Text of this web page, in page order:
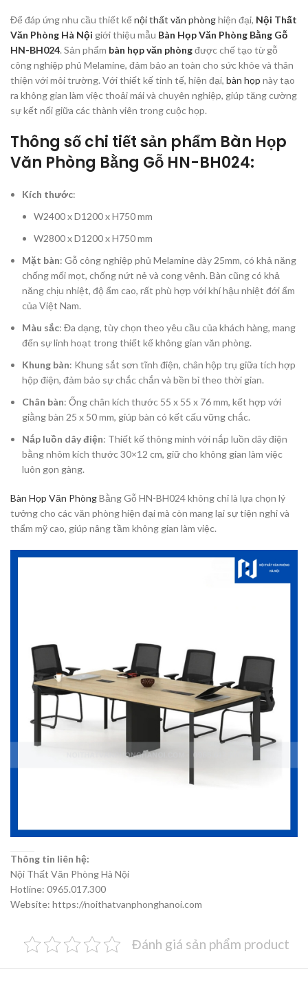
Để đáp ứng nhu cầu thiết kếnội thất văn phònghiện đại, Nội Thất
Văn Phòng Hà Nội giới thiệu mẫu Bàn Họp Văn Phòng Bằng Gỗ
HN-BH024. Sản phẩm bàn họp văn phòngđược chế tạo từ gỗ
công nghiệp phủ Melamine, đảm bảo an toàn cho sức khỏe và thân
thiện với môi trường. Với thiết kế tinh tế, hiện đại,bàn họp này tạo
ra không gian làm việc thoải mái và chuyên nghiệp, giúp tăng cường
sự kết nối giữa các thành viên trong cuộc họp.
Thông số chi tiết sản phẩm Bàn Họp
Văn Phòng Bằng Gỗ HN-BH024:
Kích thước:
W2400 x D1200 x H750 mm
W2800 x D1200 x H750 mm
Mặt bàn: Gỗ công nghiệp phủ Melamine dày 25mm, có khả năng
chống mối mọt, chống nứt nẻ và cong vênh. Bàn cũng có khả
năng chịu nhiệt, độ ẩm cao, rất phù hợp với khí hậu nhiệt đới ẩm
của Việt Nam.
Màu sắc: Đa dạng, tùy chọn theo yêu cầu của khách hàng, mang
đến sự linh hoạt trong thiết kế không gian văn phòng.
Khung bàn: Khung sắt sơn tĩnh điện, chân hộp trụ giữa tích hợp
hộp điện, đảm bảo sự chắc chắn và bền bỉ theo thời gian.
Chân bàn: Ống chân kích thước 55 x 55 x 76 mm, kết hợp với
giằng bàn 25 x 50 mm, giúp bàn có kết cấu vững chắc.
Nắp luồn dây điện: Thiết kế thông minh với nắp luồn dây điện
bằng nhôm kích thước 30×12 cm, giữ cho không gian làm việc
luôn gọn gàng.
Bàn Họp Văn PhòngBằng Gỗ HN-BH024 không chỉ là lựa chọn lý
tưởng cho các văn phòng hiện đại mà còn mang lại sự tiện nghi và
thẩm mỹ cao, giúp nâng tầm không gian làm việc.
Thông tin liên hệ:
Nội Thất Văn Phòng Hà Nội
Hotline: 0965.017.300
Website: https://noithatvanphonghanoi.com
Đánh giá sản phẩm product